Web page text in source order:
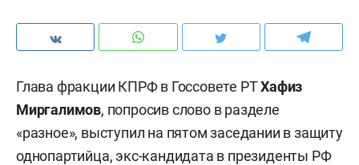
Глава фракции КПРФ в Госсовете РТХафиз
Миргалимов, попросив слово в разделе
«разное», выступил на пятом заседании в защиту
однопартийца, экс-кандидата в президенты РФ